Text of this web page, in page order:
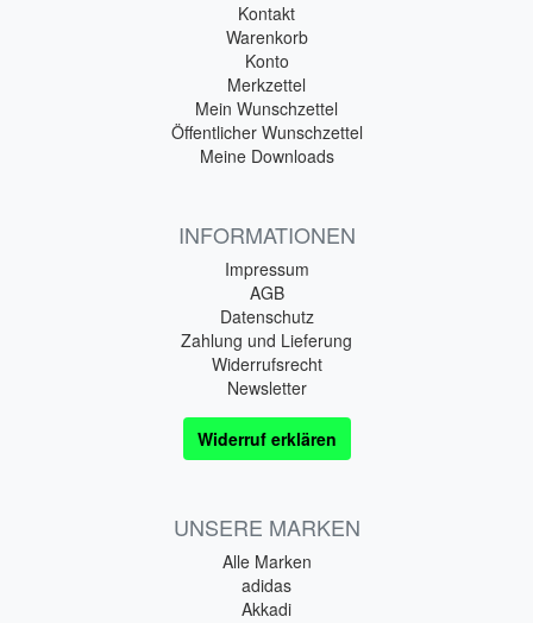
Kontakt
Warenkorb
Konto
Merkzettel
Mein Wunschzettel
Öffentlicher Wunschzettel
Meine Downloads
INFORMATIONEN
Impressum
AGB
Datenschutz
Zahlung und Lieferung
Widerrufsrecht
Newsletter
Widerruf erklären
UNSERE MARKEN
Alle Marken
adidas
Akkadi